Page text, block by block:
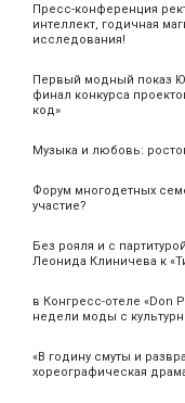
Пресс-конференция
интеллект, годичная
исследования!
Первый модный показ
финал конкурса
код»
Музыка и любовь:
Форум многодетных
участие?
Без рояля и с
Леонида Клиничева к
в Конгресс-отеле «Don
недели моды с
«В годину смуты и
хореографическая